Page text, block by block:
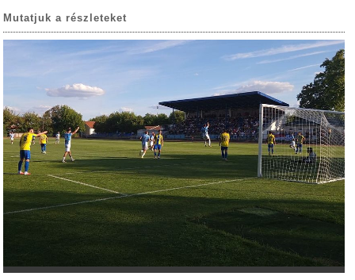
Mutatjuk a részleteket